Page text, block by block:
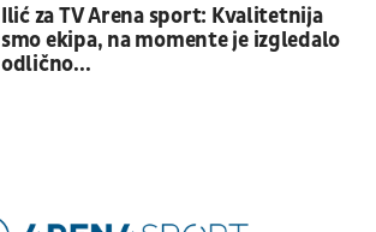
Ilić za TV Arena sport: Kvalitetnija
smo ekipa, na momente je izgledalo
odlično...